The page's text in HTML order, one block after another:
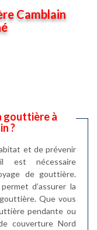
Camblain
gouttière à
?
et de prévenir
est nécessaire
de gouttière.
d’assurer la
Que vous
pendante ou
couverture Nord